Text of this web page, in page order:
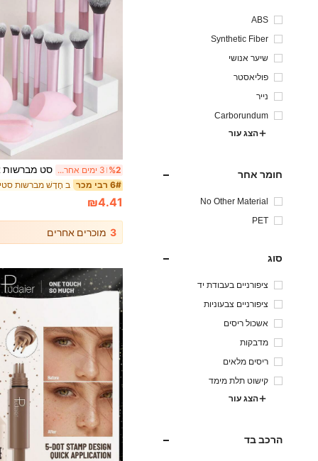
ABS
Synthetic Fiber
שיער אנושי
פוליאסטר
נייר
Carborundum
הצג עור
חומר אחר
No Other Material
PET
סוג
ציפורניים בעבודת יד
ציפורניים צבעוניות
אשכול ריסים
מדבקות
ריסים מלאים
קישוט תלת מימד
הצג עור
הרכב בד
%2 3 ימים אחרונים
6# רבי מכר ב חָדָשׁ מברשות
₪4.41
3 מוכרים אחרים